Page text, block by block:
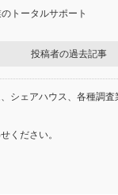
トータルサポート
投稿者の過去記事
シェアハウス、各種調
ください。